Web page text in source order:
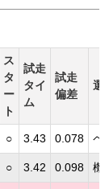
ス
タ
ー
ト
試走
タイ
ム
試走
偏差
選
○ 3.43 0.078 ペ
○ 3.42 0.098 機